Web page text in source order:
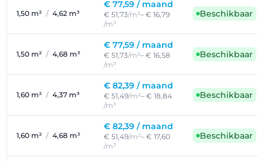
1,50 m² / 4,62 m³
€ 77,59 / maand
€ 51,73/m²– € 16,79
/m³
Beschikbaar
1,50 m² / 4,68 m³
€ 77,59 / maand
€ 51,73/m²– € 16,58
/m³
Beschikbaar
1,60 m² / 4,37 m³
€ 82,39 / maand
€ 51,49/m²– € 18,84
/m³
Beschikbaar
1,60 m² / 4,68 m³
€ 82,39 / maand
€ 51,49/m²– € 17,60
/m³
Beschikbaar